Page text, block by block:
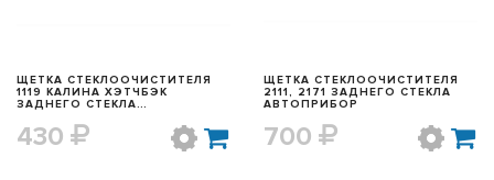
ЩЕТКА СТЕКЛООЧИСТИТЕЛЯ
1119 КАЛИНА ХЭТЧБЭК
ЗАДНЕГО СТЕКЛА
430
ЩЕТКА СТЕКЛООЧИСТИТЕЛЯ
2111, 2171 ЗАДНЕГО СТЕКЛА
АВТОПРИБОР
700